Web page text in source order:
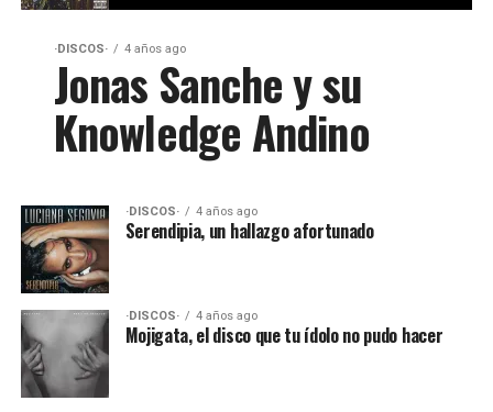
·DISCOS· 4 años ago
Jonas Sanche y su
Knowledge Andino
·DISCOS· 4 años ago
Serendipia, un hallazgo afortunado
·DISCOS· 4 años ago
Mojigata, el disco que tu ídolo no pudo hacer